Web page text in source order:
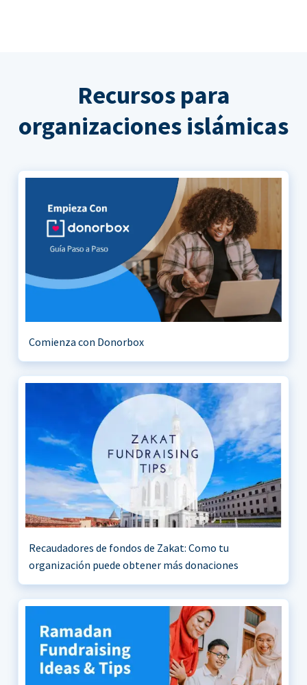
Recursos para
organizaciones islámicas
Comienza con Donorbox
Recaudadores de fondos de Zakat: Como tu
organización puede obtener más donaciones